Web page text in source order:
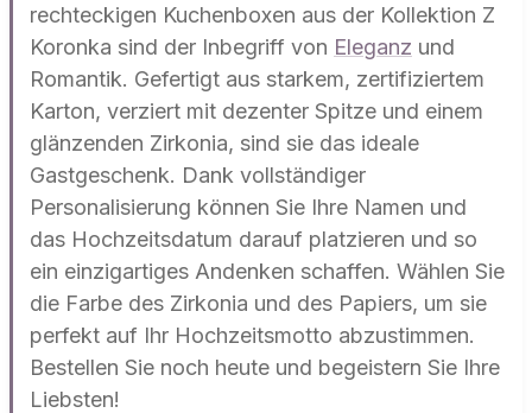
rechteckigen Kuchenboxen aus der Kollektion Z
Koronka sind der Inbegriff von Eleganz und
Romantik. Gefertigt aus starkem, zertifiziertem
Karton, verziert mit dezenter Spitze und einem
glänzenden Zirkonia, sind sie das ideale
Gastgeschenk. Dank vollständiger
Personalisierung können Sie Ihre Namen und
das Hochzeitsdatum darauf platzieren und so
ein einzigartiges Andenken schaffen. Wählen Sie
die Farbe des Zirkonia und des Papiers, um sie
perfekt auf Ihr Hochzeitsmotto abzustimmen.
Bestellen Sie noch heute und begeistern Sie Ihre
Liebsten!